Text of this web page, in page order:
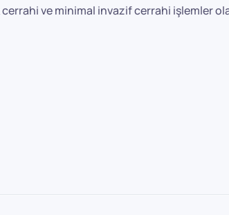
ve minimal invazif cerrahi işlemler